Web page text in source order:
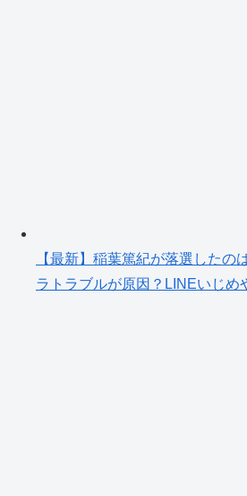
【最新】稲葉篤紀が落選したの
ラトラブルが原因？LINEいじめ